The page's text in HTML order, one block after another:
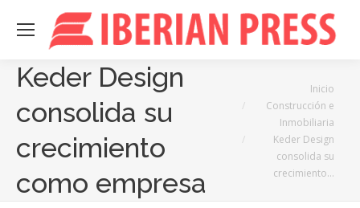
Keder Design
consolida su
crecimiento
como empresa
Inicio
Construcción e
Inmobiliaria
Keder Design
consolida su
crecimiento…